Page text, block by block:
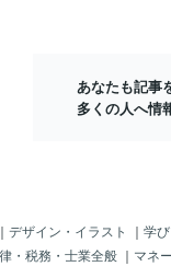
あなたも記事
多くの人へ情
｜ デザイン・イラスト ｜ 学び
・税務・士業全般 ｜ マネ